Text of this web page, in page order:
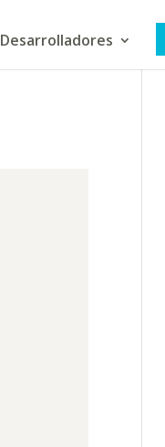
Desarrolladores